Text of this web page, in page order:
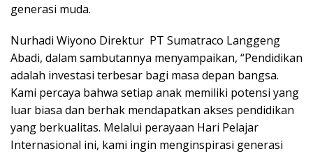
generasi muda.
Nurhadi Wiyono Direktur PT Sumatraco Langgeng
Abadi, dalam sambutannya menyampaikan, “Pendidikan
adalah investasi terbesar bagi masa depan bangsa.
Kami percaya bahwa setiap anak memiliki potensi yang
luar biasa dan berhak mendapatkan akses pendidikan
yang berkualitas. Melalui perayaan Hari Pelajar
Internasional ini, kami ingin menginspirasi generasi